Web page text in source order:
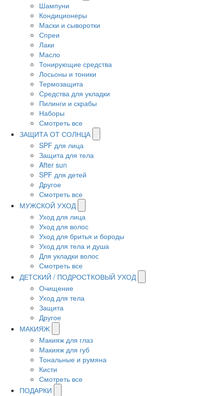
Шампуни
Кондиционеры
Маски и сыворотки
Спреи
Лаки
Масло
Тонирующие средства
Лосьоны и тоники
Термозащита
Средства для укладки
Пилинги и скрабы
Наборы
Смотреть все
ЗАЩИТА ОТ СОЛНЦА
SPF для лица
Защита для тела
After sun
SPF для детей
Другое
Смотреть все
МУЖСКОЙ УХОД
Уход для лица
Уход для волос
Уход для бритья и бороды
Уход для тела и душа
Для укладки волос
Смотреть все
ДЕТСКИЙ / ПОДРОСТКОВЫЙ УХОД
Очищение
Уход для тела
Защита
Другое
МАКИЯЖ
Макияж для глаз
Макияж для губ
Тональные и румяна
Кисти
Смотреть все
ПОДАРКИ